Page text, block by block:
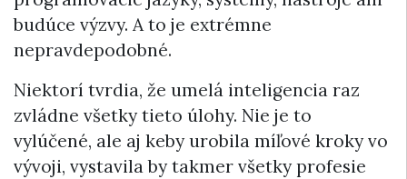
budúce výzvy. A to je extrémne
nepravdepodobné.
Niektorí tvrdia, že umelá inteligencia raz
zvládne všetky tieto úlohy. Nie je to
vylúčené, ale aj keby urobila míľové kroky vo
vývoji, vystavila by takmer všetky profesie